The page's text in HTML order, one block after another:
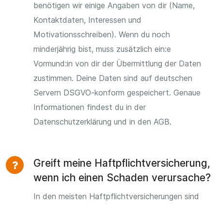
benötigen wir einige Angaben von dir (Name,
Kontaktdaten, Interessen und
Motivationsschreiben). Wenn du noch
minderjährig bist, muss zusätzlich ein:e
Vormund:in von dir der Übermittlung der Daten
zustimmen. Deine Daten sind auf deutschen
Servern DSGVO-konform gespeichert. Genaue
Informationen findest du in der
Datenschutzerklärung und in den AGB.
Greift meine Haftpflichtversicherung,
wenn ich einen Schaden verursache?
In den meisten Haftpflichtversicherungen sind